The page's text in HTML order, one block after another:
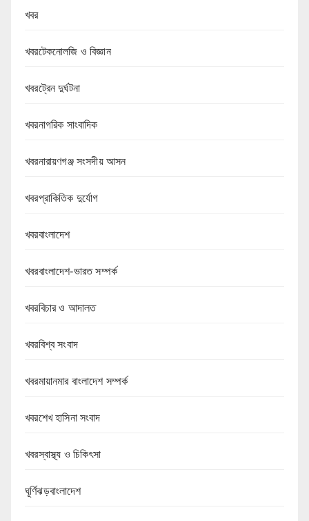
খবর
খবরটেকনোলজি ও বিজ্ঞান
খবরট্রেন দুর্ঘটনা
খবরনাগরিক সাংবাদিক
খবরনারায়ণগঞ্জ সংসদীয় আসন
খবরপ্রাকিতিক দুর্যোগ
খবরবাংলাদেশ
খবরবাংলাদেশ-ভারত সম্পর্ক
খবরবিচার ও আদালত
খবরবিশ্ব সংবাদ
খবরমায়ানমার বাংলাদেশ সম্পর্ক
খবরশেখ হাসিনা সংবাদ
খবরস্বাস্থ্য ও চিকিৎসা
ঘূর্ণিঝড়বাংলাদেশ